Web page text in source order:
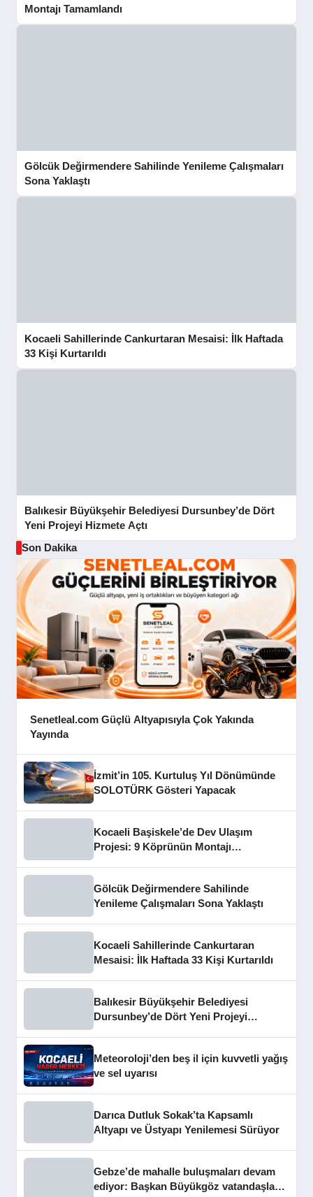
Montajı Tamamlandı
Gölcük Değirmendere Sahilinde Yenileme Çalışmaları
Sona Yaklaştı
Kocaeli Sahillerinde Cankurtaran Mesaisi: İlk Haftada
33 Kişi Kurtarıldı
Balıkesir Büyükşehir Belediyesi Dursunbey’de Dört
Yeni Projeyi Hizmete Açtı
Son Dakika
Senetleal.com Güçlü Altyapısıyla Çok Yakında
Yayında
İzmit’in 105. Kurtuluş Yıl Dönümünde
SOLOTÜRK Gösteri Yapacak
Kocaeli Başiskele’de Dev Ulaşım
Projesi: 9 Köprünün Montajı
Gölcük Değirmendere Sahilinde
Yenileme Çalışmaları Sona Yaklaştı
Kocaeli Sahillerinde Cankurtaran
Mesaisi: İlk Haftada 33 Kişi Kurtarıldı
Balıkesir Büyükşehir Belediyesi
Dursunbey’de Dört Yeni Projeyi
Meteoroloji’den beş il için kuvvetli yağış
ve sel uyarısı
Darıca Dutluk Sokak’ta Kapsamlı
Altyapı ve Üstyapı Yenilemesi Sürüyor
Gebze’de mahalle buluşmaları devam
ediyor: Başkan Büyükgöz vatandaşları